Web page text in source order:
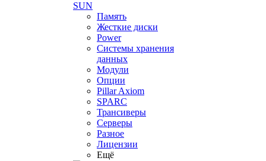
SUN
Память
Жесткие диски
Power
Системы хранения
данных
Модули
Опции
Pillar Axiom
SPARC
Трансиверы
Серверы
Разное
Лицензии
Ещё